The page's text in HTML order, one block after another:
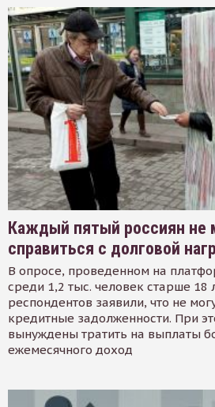
Каждый пятый россиян не
справиться с долговой
В опросе, проведенном на
среди 1,2 тыс. человек старше 18
респондентов заявили, что не
кредитные задолженности. При
вынуждены тратить на выплаты
ежемесячного доход